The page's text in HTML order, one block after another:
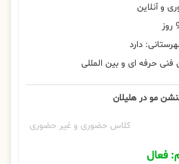
و آنلاین
دارد
فنی حرفه ای و بین المللی
مو در هلیلان
کلاس حضوری و غیر حضوری
فعال